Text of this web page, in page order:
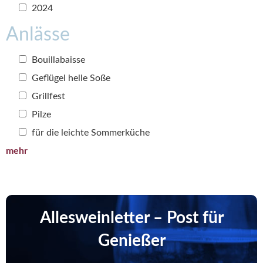
2024
Anlässe
Bouillabaisse
Geflügel helle Soße
Grillfest
Pilze
für die leichte Sommerküche
mehr
Allesweinletter – Post für
Genießer